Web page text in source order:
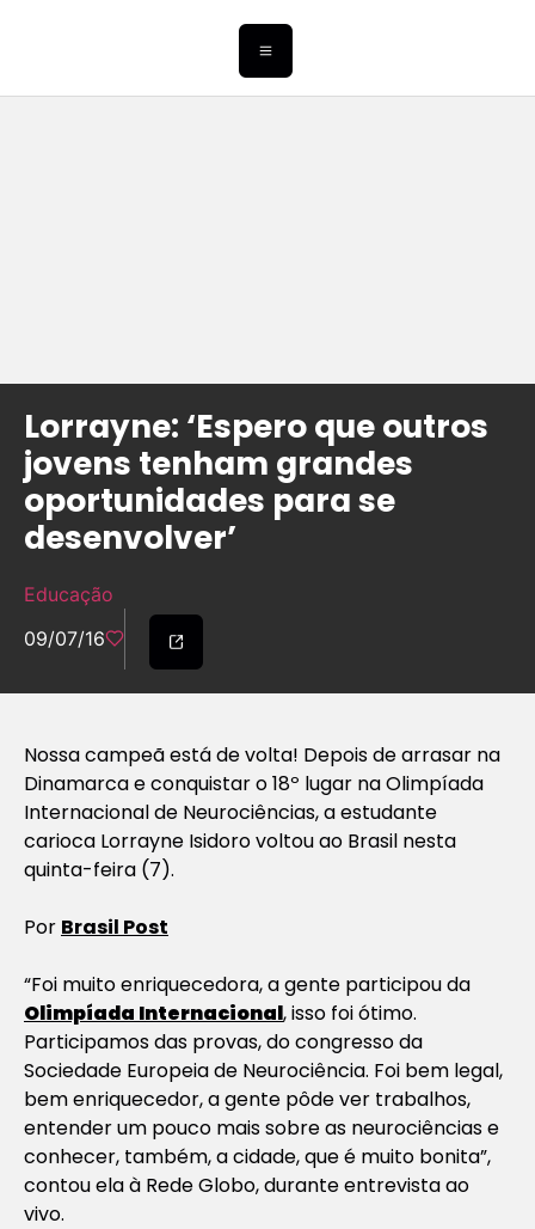
Lorrayne: ‘Espero que outros
jovens tenham grandes
oportunidades para se
desenvolver’
Educação
09/07/16
Nossa campeã está de volta! Depois de arrasar na
Dinamarca e conquistar o 18º lugar na Olimpíada
Internacional de Neurociências, a estudante
carioca Lorrayne Isidoro voltou ao Brasil nesta
quinta-feira (7).
Por Brasil Post
“Foi muito enriquecedora, a gente participou da
Olimpíada Internacional, isso foi ótimo.
Participamos das provas, do congresso da
Sociedade Europeia de Neurociência. Foi bem legal,
bem enriquecedor, a gente pôde ver trabalhos,
entender um pouco mais sobre as neurociências e
conhecer, também, a cidade, que é muito bonita”,
contou ela à Rede Globo, durante entrevista ao
vivo.